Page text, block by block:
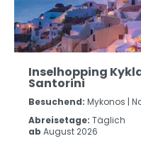
Inselhopping
Santorini
Besuchend: Mykonos |
Abreisetage: Täglich
ab August 2026